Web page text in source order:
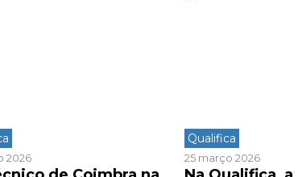
2026
Qualifica
25 março 2026